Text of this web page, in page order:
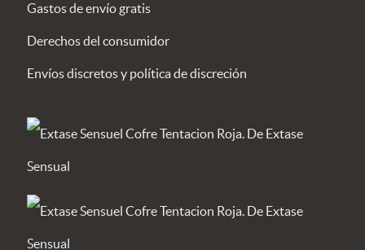
Gastos de envío gratis
Derechos del consumidor
Envíos discretos y política de discreción